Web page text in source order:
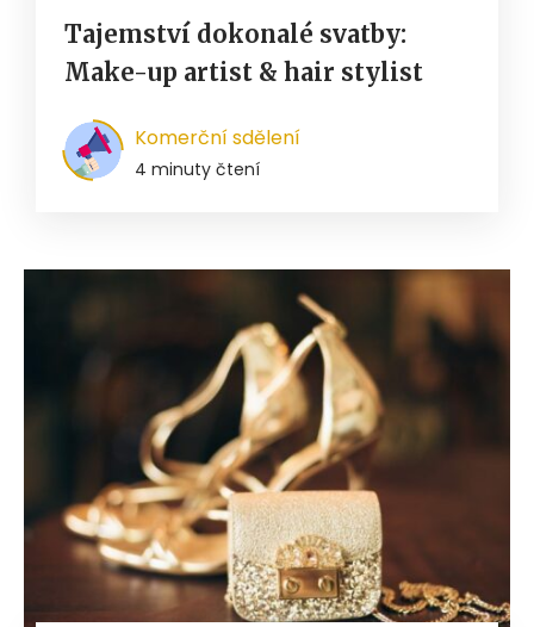
Tajemství dokonalé svatby:
Make-up artist & hair stylist
Komerční sdělení
4 minuty čtení